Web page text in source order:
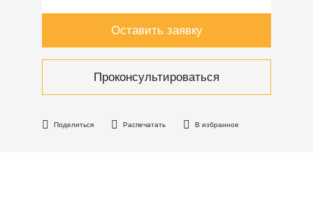
Поделиться Распечатать В избранное
Оставить заявку
Проконсультироваться